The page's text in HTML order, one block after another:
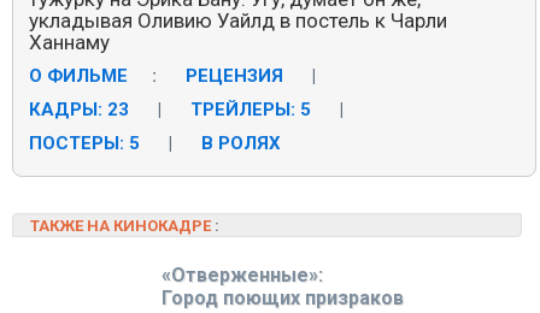
укладывая Оливию Уайлд в постель к Чарли
Ханнаму
О ФИЛЬМЕ : РЕЦЕНЗИЯ
КАДРЫ: 23
ТРЕЙЛЕРЫ: 5
ПОСТЕРЫ: 5
В РОЛЯХ
ТАКЖЕ НА КИНОКАДРЕ :
«Отверженные»:
Город поющих призраков